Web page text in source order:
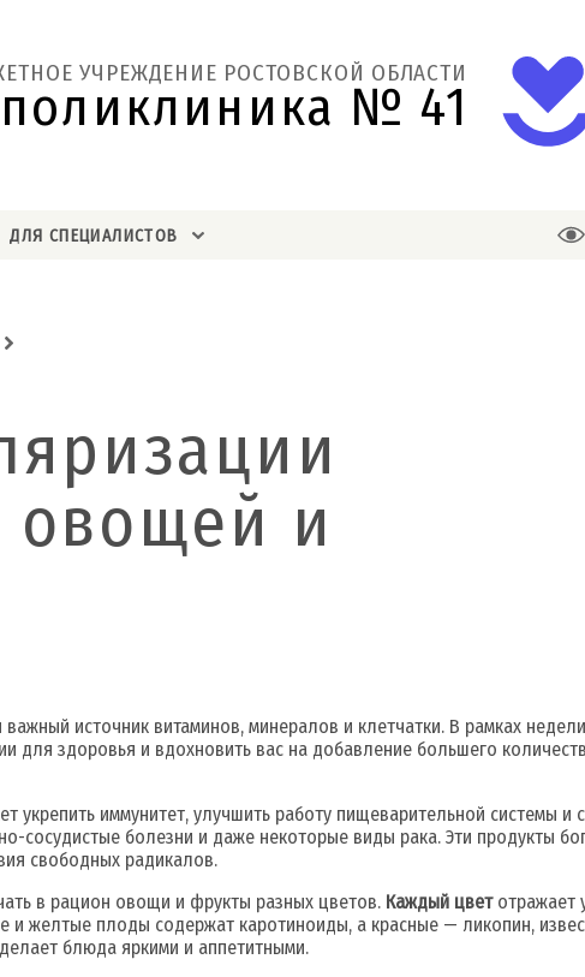
УЧРЕЖДЕНИЕ РОСТОВСКОЙ ОБЛАСТИ
№ 41
ДЛЯ СПЕЦИАЛИСТОВ
овощей и
источник витаминов, минералов и клетчатки. В рамках
для здоровья и вдохновить вас на добавление большего
укрепить иммунитет, улучшить работу пищеварительной системы и
сосудистые болезни и даже некоторые виды рака. Эти продукты
свободных радикалов.
в рацион овощи и фрукты разных цветов. Каждый цветотражает
и желтые плоды содержат каротиноиды, а красные — ликопин,
блюда яркими и аппетитными.